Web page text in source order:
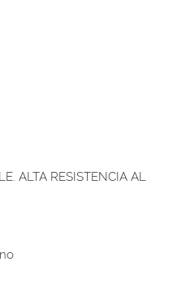
ALTA RESISTENCIA AL